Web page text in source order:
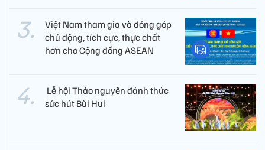
Việt Nam tham gia và đóng góp
chủ động, tích cực, thực chất
hơn cho Cộng đồng ASEAN
​ Lễ hội Thảo nguyên đánh thức
sức hút Bùi Hui